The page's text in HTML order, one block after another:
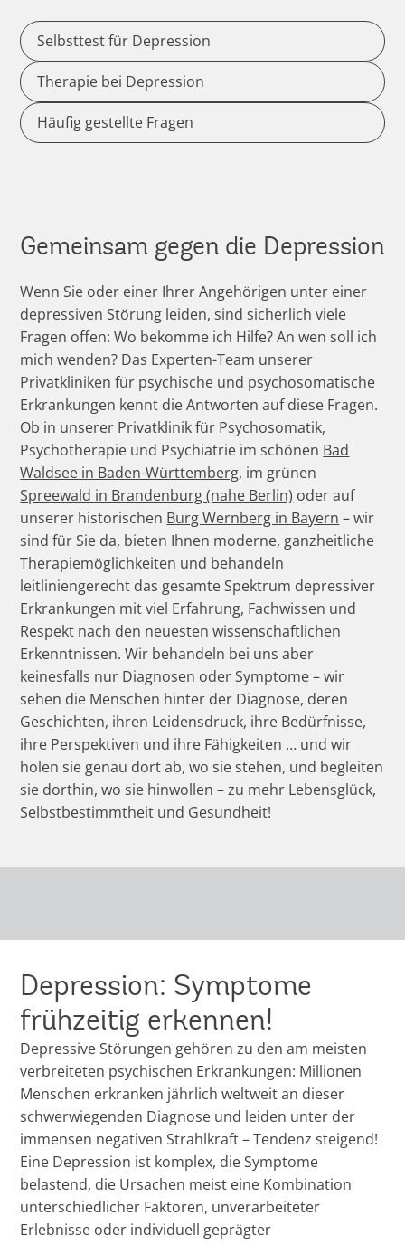
Selbsttest für Depression
Therapie bei Depression
Häufig gestellte Fragen
Gemeinsam gegen die Depression
Wenn Sie oder einer Ihrer Angehörigen unter einer
depressiven Störung leiden, sind sicherlich viele
Fragen offen: Wo bekomme ich Hilfe? An wen soll ich
mich wenden? Das Experten-Team unserer
Privatkliniken für psychische und psychosomatische
Erkrankungen kennt die Antworten auf diese Fragen.
Ob in unserer Privatklinik für Psychosomatik,
Psychotherapie und Psychiatrie im schönen Bad
Waldsee in Baden-Württemberg, im grünen
Spreewald in Brandenburg (nahe Berlin) oder auf
unserer historischen Burg Wernberg in Bayern – wir
sind für Sie da, bieten Ihnen moderne, ganzheitliche
Therapiemöglichkeiten und behandeln
leitliniengerecht das gesamte Spektrum depressiver
Erkrankungen mit viel Erfahrung, Fachwissen und
Respekt nach den neuesten wissenschaftlichen
Erkenntnissen. Wir behandeln bei uns aber
keinesfalls nur Diagnosen oder Symptome – wir
sehen die Menschen hinter der Diagnose, deren
Geschichten, ihren Leidensdruck, ihre Bedürfnisse,
ihre Perspektiven und ihre Fähigkeiten … und wir
holen sie genau dort ab, wo sie stehen, und begleiten
sie dorthin, wo sie hinwollen – zu mehr Lebensglück,
Selbstbestimmtheit und Gesundheit!
Depression: Symptome
frühzeitig erkennen!
Depressive Störungen gehören zu den am meisten
verbreiteten psychischen Erkrankungen: Millionen
Menschen erkranken jährlich weltweit an dieser
schwerwiegenden Diagnose und leiden unter der
immensen negativen Strahlkraft – Tendenz steigend!
Eine Depression ist komplex, die Symptome
belastend, die Ursachen meist eine Kombination
unterschiedlicher Faktoren, unverarbeiteter
Erlebnisse oder individuell geprägter